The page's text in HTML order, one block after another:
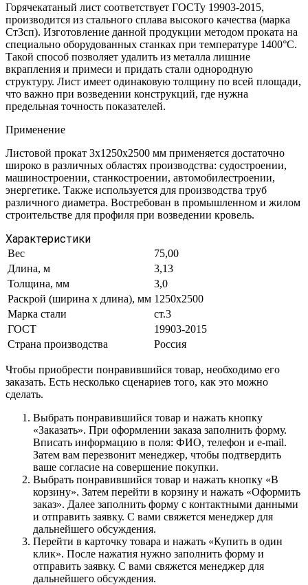
Горячекатаный лист соответствует ГОСТу 19903-2015,
производится из стального сплава высокого качества (марка
Ст3сп). Изготовление данной продукции методом проката на
специально оборудованных станках при температуре 1400°С.
Такой способ позволяет удалить из металла лишние
вкрапления и примеси и придать стали однородную
структуру. Лист имеет одинаковую толщину по всей площади,
что важно при возведении конструкций, где нужна
предельная точность показателей.
Применение
Листовой прокат 3х1250х2500 мм применяется достаточно
широко в различных областях производства: судостроении,
машиностроении, станкостроении, автомобилестроении,
энергетике. Также используется для производства труб
различного диаметра. Востребован в промышленном и жилом
строительстве для профиля при возведении кровель.
Характеристики
Вес
75,00
Длина, м
3,13
Толщина, мм
3,0
Раскрой (ширина х длина), мм 1250х2500
Марка стали
ст.3
ГОСТ
19903-2015
Страна производства
Россия
Чтобы приобрести понравившийся товар, необходимо его
заказать. Есть несколько сценариев того, как это можно
сделать.
Выбрать понравившийся товар и нажать кнопку
«Заказать». При оформлении заказа заполнить форму.
Вписать информацию в поля: ФИО, телефон и e-mail.
Затем вам перезвонит менеджер, чтобы подтвердить
ваше согласие на совершение покупки.
Выбрать понравившийся товар и нажать кнопку «В
корзину». Затем перейти в корзину и нажать «Оформить
заказ». Далее заполнить форму с контактными данными
и отправить заявку. С вами свяжется менеджер для
дальнейшего обсуждения.
Перейти в карточку товара и нажать «Купить в один
клик». После нажатия нужно заполнить форму и
отправить заявку. С вами свяжется менеджер для
дальнейшего обсуждения.